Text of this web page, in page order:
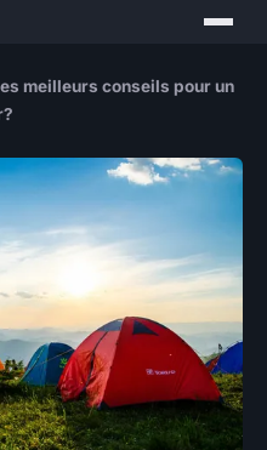
meilleurs conseils pour un